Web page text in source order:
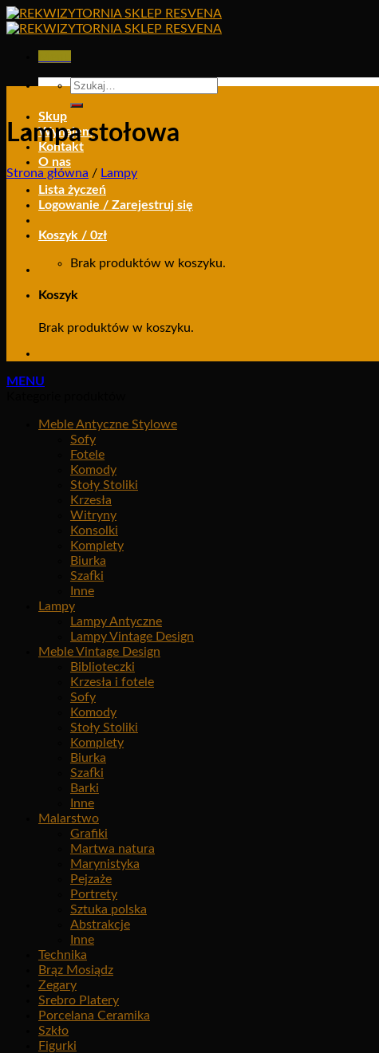
Skip
to
Szukaj:
Skup
Wynajem
Kontakt
O nas
Lista życzeń
Logowanie / Zarejestruj się
Koszyk / 0zł
Brak produktów w koszyku.
Koszyk
Brak produktów w koszyku.
Lampa stołowa
Strona główna / Lampy
MENU
Meble Antyczne Stylowe
Sofy
Fotele
Komody
Stoły Stoliki
Krzesła
Witryny
Konsolki
Komplety
Biurka
Szafki
Inne
Lampy
Lampy Antyczne
Lampy Vintage Design
Meble Vintage Design
Biblioteczki
Krzesła i fotele
Sofy
Komody
Stoły Stoliki
Komplety
Biurka
Szafki
Barki
Inne
Malarstwo
Grafiki
Martwa natura
Marynistyka
Pejzaże
Portrety
Sztuka polska
Abstrakcje
Inne
Technika
Brąz Mosiądz
Zegary
Srebro Platery
Porcelana Ceramika
Szkło
Figurki